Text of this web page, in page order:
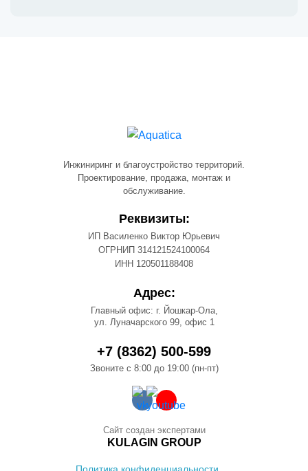
Инжиниринг и благоустройство территорий.
Проектирование, продажа, монтаж и
обслуживание.
Реквизиты:
ИП Василенко Виктор Юрьевич
ОГРНИП 314121524100064
ИНН 120501188408
Адрес:
Главный офис: г. Йошкар-Ола,
ул. Луначарского 99, офис 1
+7 (8362) 500-599
Звоните с 8:00 до 19:00 (пн-пт)
Сайт создан экспертами
KULAGIN GROUP